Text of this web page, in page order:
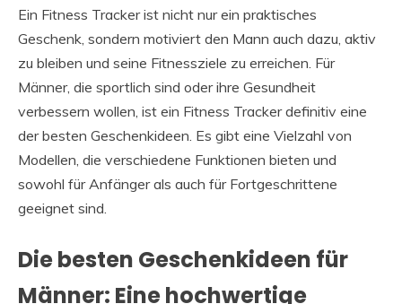
Ein Fitness Tracker ist nicht nur ein praktisches
Geschenk, sondern motiviert den Mann auch dazu, aktiv
zu bleiben und seine Fitnessziele zu erreichen. Für
Männer, die sportlich sind oder ihre Gesundheit
verbessern wollen, ist ein Fitness Tracker definitiv eine
der besten Geschenkideen. Es gibt eine Vielzahl von
Modellen, die verschiedene Funktionen bieten und
sowohl für Anfänger als auch für Fortgeschrittene
geeignet sind.
Die besten Geschenkideen für
Männer: Eine hochwertige